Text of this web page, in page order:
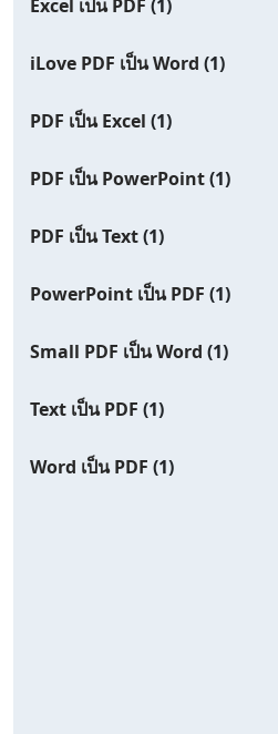
Excel เป็น PDF (1)
iLove PDF เป็น Word (1)
PDF เป็น Excel (1)
PDF เป็น PowerPoint(1)
PDF เป็น Text(1)
PowerPoint เป็น PDF (1)
Small PDF เป็น Word (1)
Text เป็น PDF (1)
Word เป็น PDF (1)